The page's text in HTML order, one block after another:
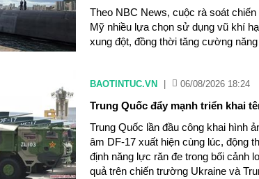
Theo NBC News, cuộc rà soát
Mỹ nhiều lựa chọn sử dụng vũ khí
xung đột, đồng thời tăng cường
BAOTINTUC.VN 06/08/2026 18:24
Trung Quốc đẩy mạnh triển khai
Trung Quốc lần đầu công khai hình
âm DF-17 xuất hiện cùng lúc, động
định năng lực răn đe trong bối cảnh
quả trên chiến trường Ukraine và